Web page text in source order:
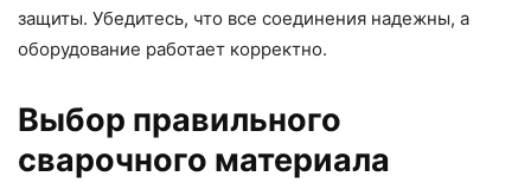
защиты. Убедитесь, что все соединения надежны, а
оборудование работает корректно.
Выбор правильного
сварочного материала